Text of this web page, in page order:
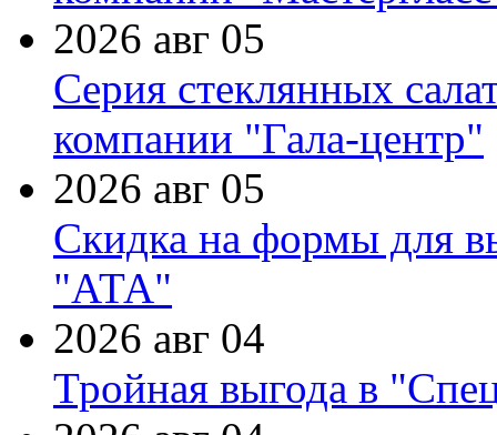
2026 авг 05
Серия стеклянных
компании "Гала-центр"
2026 авг 05
Скидка на формы для
"АТА"
2026 авг 04
Тройная выгода в